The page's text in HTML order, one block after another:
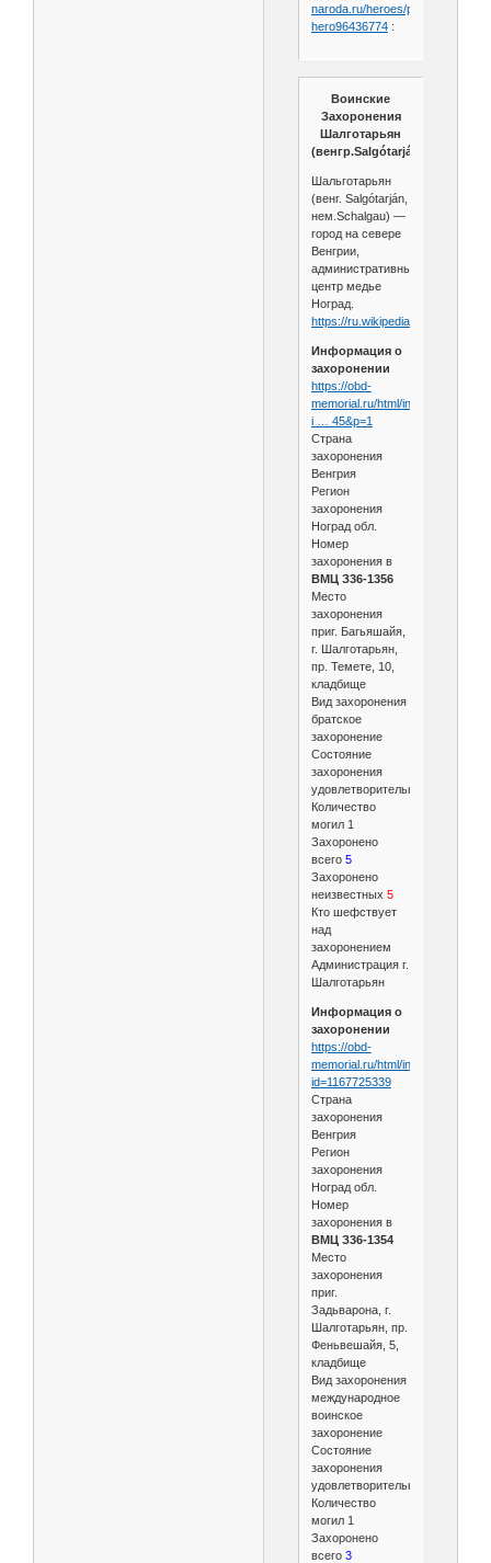
naroda.ru/heroes/person-
hero96436774:
Воинские
Захоронения
Шалготарьян
(венгр.Salgótarján)
Шальготарьян
(венг. Salgótarján,
нем.Schalgau) —
город на севере
Венгрии,
административный
центр медье
Ноград.
https://ru.wikipedia.org/wiki....Fн
Информация о
захоронении
https://obd-
memorial.ru/html/info.htm?
i … 45&p=1
Страна
захоронения
Венгрия
Регион
захоронения
Ноград обл.
Номер
захоронения в
ВМЦ З36-1356
Место
захоронения
приг. Багьяшайя,
г. Шалготарьян,
пр. Темете, 10,
кладбище
Вид захоронения
братское
захоронение
Состояние
захоронения
удовлетворительное
Количество
могил 1
Захоронено
всего5
Захоронено
неизвестных 5
Кто шефствует
над
захоронением
Администрация г.
Шалготарьян
Информация о
захоронении
https://obd-
memorial.ru/html/info.htm?
id=1167725339
Страна
захоронения
Венгрия
Регион
захоронения
Ноград обл.
Номер
захоронения в
ВМЦ З36-1354
Место
захоронения
приг.
Задьварона, г.
Шалготарьян, пр.
Феньвешайя, 5,
кладбище
Вид захоронения
международное
воинское
захоронение
Состояние
захоронения
удовлетворительное
Количество
могил 1
Захоронено
всего 3